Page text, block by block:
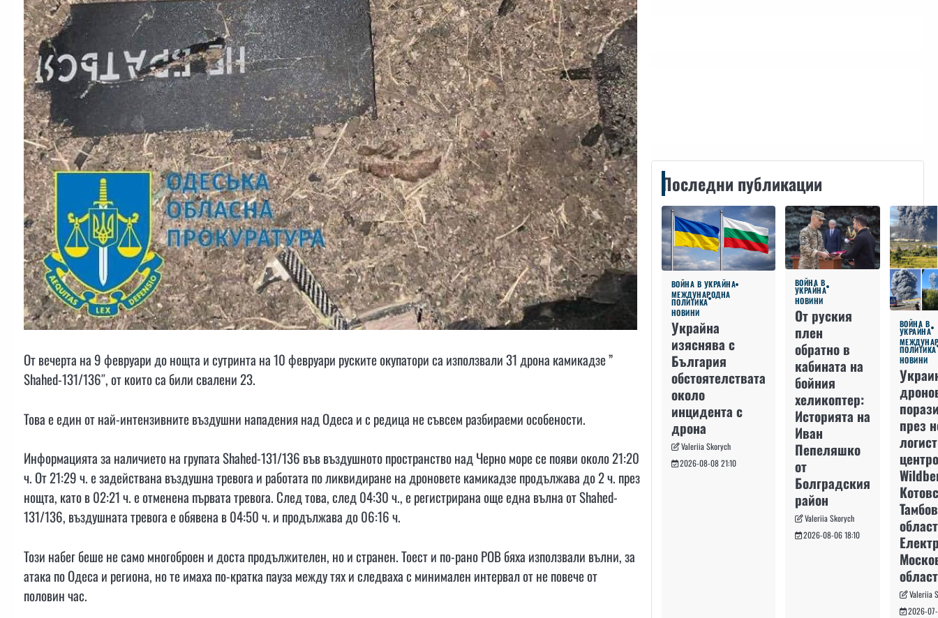
От вечерта на 9 февруари до нощта и сутринта на 10 февруари руските окупатори са използвали 31 дрона камикадзе ”
Shahed-131/136″, от които са били свалени 23.
Това е един от най-интензивните въздушни нападения над Одеса и с редица не съвсем разбираеми особености.
Информацията за наличието на групата Shahed-131/136 във въздушното пространство над Черно море се появи около 21:20
ч. От 21:29 ч. е задействана въздушна тревога и работата по ликвидиране на дроновете камикадзе продължава до 2 ч. през
нощта, като в 02:21 ч. е отменена първата тревога. След това, след 04:30 ч., е регистрирана още една вълна от Shahed-
131/136, въздушната тревога е обявена в 04:50 ч. и продължава до 06:16 ч.
Този набег беше не само многоброен и доста продължителен, но и странен. Тоест и по-рано РОВ бяха използвали вълни, за
атака по Одеса и региона, но те имаха по-кратка пауза между тях и следваха с минимален интервал от не повече от
половин час.
Последни публикации
ВОЙНА В УКРАЙНА
МЕЖДУНАРОДНА
ПОЛИТИКА
НОВИНИ
Украйна
изяснява с
България
обстоятелствата
около
инцидента с
дрона
Valeriia Skorych
2026-08-08 21:10
ВОЙНА В
УКРАЙНА
НОВИНИ
От руския
плен
обратно в
кабината на
бойния
хеликоптер:
Историята на
Иван
Пепеляшко
от
Болградския
район
Valeriia Skorych
2026-08-06 18:10
ВОЙНА В
УКРАЙНА
ПОЛИТИКА
НОВИНИ
през
област
Valeriia
2026-